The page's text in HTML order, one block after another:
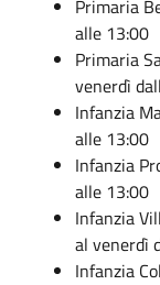
Primaria
alle 13:00
Primaria
venerdì
Infanzia
alle 13:00
Infanzia
alle 13:00
Infanzia
al venerdì
Infanzia